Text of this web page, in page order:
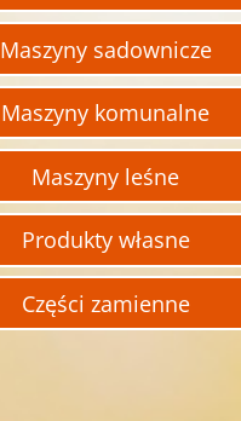
Maszyny sadownicze
Maszyny komunalne
Maszyny leśne
Produkty własne
Części zamienne